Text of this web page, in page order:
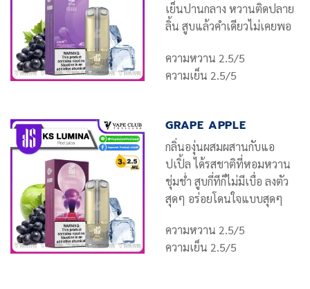
เย็นปานกลาง หวานติดปลาย
ลิ้น สูบแล้วคำเดียวไม่เคยพอ
ความหวาน 2.5/5
ความเย็น 2.5/5
GRAPE APPLE
กลิ่นองุ่นผสมผสานกับแอ
ปเปิ้ล ได้รสชาติที่หอมหวาน
ชุ่มช่ำ สูบกี่ทีก็ไม่มีเบื่อ ลงตัว
สุดๆ อร่อยโดนใจแบบสุดๆ
ความหวาน 2.5/5
ความเย็น 2.5/5